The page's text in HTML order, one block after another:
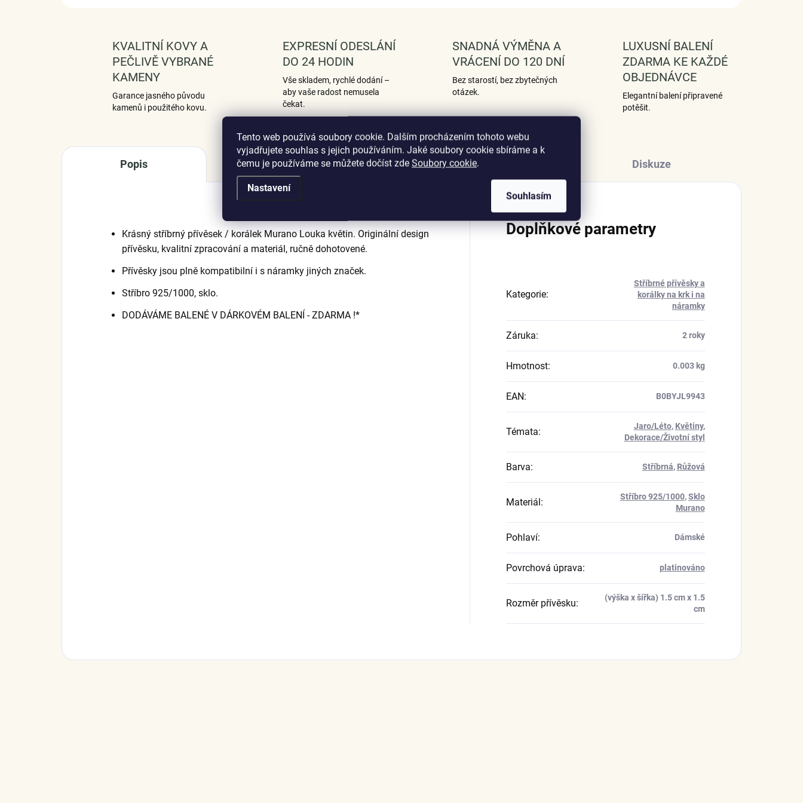
Tento web používá soubory cookie. Dalším procházením tohoto webu
vyjadřujete souhlas s jejich používáním. Jaké soubory cookie sbíráme a k
čemu je používáme se můžete dočíst zde Soubory cookie.
Nastavení
Souhlasím
KVALITNÍ KOVY A
PEČLIVĚ VYBRANÉ
KAMENY
Garance jasného původu
kamenů i použitého kovu.
EXPRESNÍ ODESLÁNÍ
DO 24 HODIN
Vše skladem, rychlé dodání –
aby vaše radost nemusela
čekat.
SNADNÁ VÝMĚNA A
VRÁCENÍ DO 120 DNÍ
Bez starostí, bez zbytečných
otázek.
LUXUSNÍ BALENÍ
ZDARMA KE KAŽDÉ
OBJEDNÁVCE
Elegantní balení připravené
potěšit.
Popis Podobné (12) Hodnocení (3) Diskuze
Krásný stříbrný přívěsek / korálek Murano Louka květin. Originální design
přívěsku, kvalitní zpracování a materiál, ručně dohotovené.
Přívěsky jsou plně kompatibilní i s náramky jiných značek.
Stříbro 925/1000, sklo.
DODÁVÁME BALENÉ V DÁRKOVÉM BALENÍ - ZDARMA !*
Doplňkové parametry
Kategorie:
Stříbrné přívěsky a
korálky na krk i na
náramky
Záruka: 2 roky
Hmotnost: 0.003 kg
EAN: B0BYJL9943
Témata: Jaro/Léto, Květiny,
Dekorace/Životní styl
Barva: Stříbrná, Růžová
Materiál : Stříbro 925/1000,Sklo
Murano
Pohlaví: Dámské
Povrchová úprava: platinováno
Rozměr přívěsku:
(výška x šířka) 1.5 cm x 1.5
cm